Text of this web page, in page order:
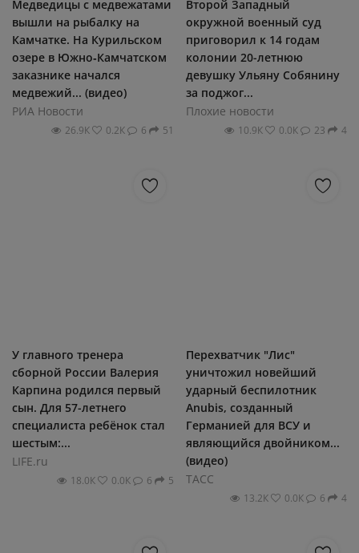
Медведицы с медвежатами
вышли на рыбалку на
Камчатке. На Курильском
озере в Южно‑Камчатском
заказнике начался
медвежий... (видео)
РИА Новости
26.9К 0.2К 6 51
Второй Западный
окружной военный суд
приговорил к 14 годам
колонии 20-летнюю
девушку Ульяну Собянину
за поджог...
Плохие новости
10.9К 0.0К 23 4
У главного тренера
сборной России Валерия
Карпина родился первый
сын. Для 57-летнего
специалиста ребёнок стал
шестым:...
LIFE.ru
18.0К 0.0К 6 5
Перехватчик "Лис"
уничтожил новейший
ударный беспилотник
Anubis, созданный
Германией для ВСУ и
являющийся двойником...
(видео)
ТАСС
13.2К 0.0К 6 4